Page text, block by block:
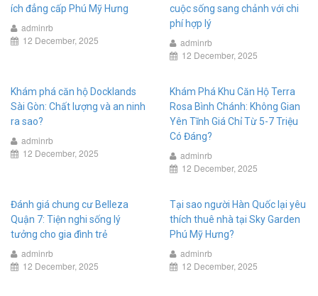
ích đẳng cấp Phú Mỹ Hưng
adminrb
12 December, 2025
cuộc sống sang chảnh với chi
phí hợp lý
adminrb
12 December, 2025
Khám phá căn hộ Docklands
Sài Gòn: Chất lượng và an ninh
ra sao?
adminrb
12 December, 2025
Khám Phá Khu Căn Hộ Terra
Rosa Bình Chánh: Không Gian
Yên Tĩnh Giá Chỉ Từ 5-7 Triệu
Có Đáng?
adminrb
12 December, 2025
Đánh giá chung cư Belleza
Quận 7: Tiện nghi sống lý
tưởng cho gia đình trẻ
adminrb
12 December, 2025
Tại sao người Hàn Quốc lại yêu
thích thuê nhà tại Sky Garden
Phú Mỹ Hưng?
adminrb
12 December, 2025